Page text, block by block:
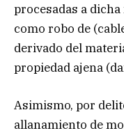
procesadas a
como robo de
derivado del
propiedad ajena
Asimismo, por
allanamiento de